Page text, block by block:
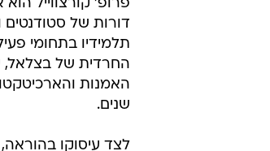
פרופ' קורצווייל
החרדית של בצלאל,
שנים.
לצד עיסוקו בהוראה,